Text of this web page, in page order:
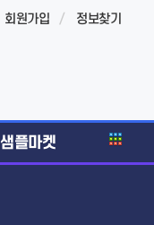
회원가입 정보찾기
샘플마켓